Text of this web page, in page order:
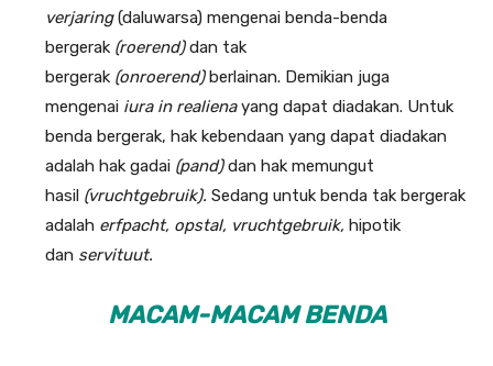
verjaring(daluwarsa) mengenai benda-benda
bergerak (roerend)dan tak
bergerak (onroerend)berlainan. Demikian juga
mengenai iura in realienayang dapat diadakan. Untuk
benda bergerak, hak kebendaan yang dapat diadakan
adalah hak gadai (pand)dan hak memungut
hasil (vruchtgebruik). Sedang untuk benda tak bergerak
adalah erfpacht, opstal, vruchtgebruik, hipotik
dan servituut.
MACAM-MACAM BENDA